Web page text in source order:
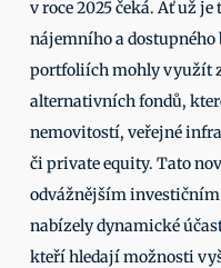
v roce 2025 čeká. Ať už
nájemního a dostupného
portfoliích mohly využít
alternativních fondů,
nemovitostí, veřejné
či private equity. Tato
odvážnějším
nabízely dynamické
kteří hledají možnosti